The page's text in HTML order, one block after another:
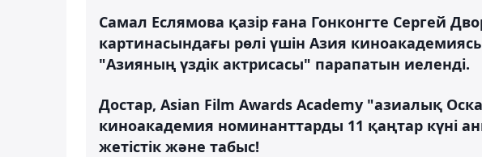
Самал Еслямова қазір ғана Гонконгте Сергей
картинасындағы рөлі үшін Азия
"Азияның үздік актрисасы" парапатын иеленді.
Достар, Asian Film Awards Academy "азиалық
киноакадемия номинанттарды 11 қаңтар күні
жетістік және табыс!